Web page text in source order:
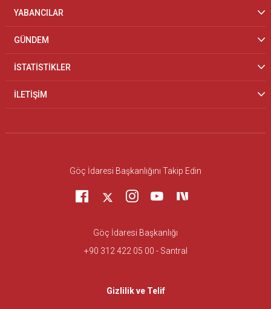
YABANCILAR
GÜNDEM
İSTATİSTİKLER
İLETİŞİM
Göç İdaresi Başkanlığını Takip Edin
Göç İdaresi Başkanlığı
+90 312 422 05 00 - Santral
Gizlilik ve Telif